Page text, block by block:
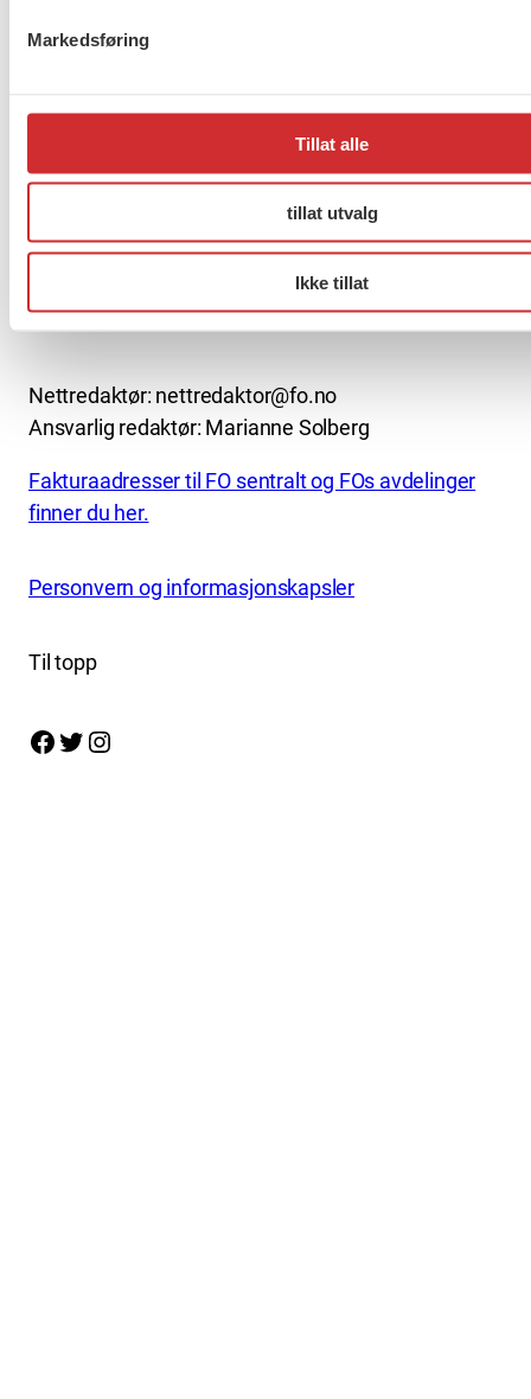
Markedsføring
Tillat alle
tillat utvalg
Ikke tillat
Mariboes gate 13
0506 OSLO
+47 919 19 916
Nettredaktør: nettredaktor@fo.no
Ansvarlig redaktør: Marianne Solberg
Fakturaadresser til FO sentralt og FOs avdelinger
finner du her.
Personvern og informasjonskapsler
Til topp
Facebook Twitter Instagram